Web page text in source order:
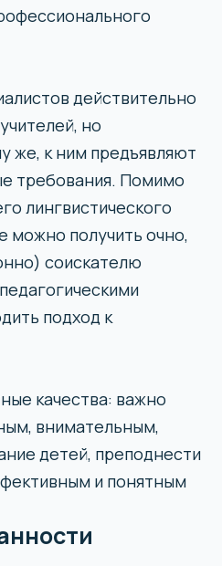
действительно
но
же, к ним предъявляют
требования. Помимо
лингвистического
можно получить очно,
соискателю
подход к
качества: важно
внимательным,
детей, преподнести
и понятным